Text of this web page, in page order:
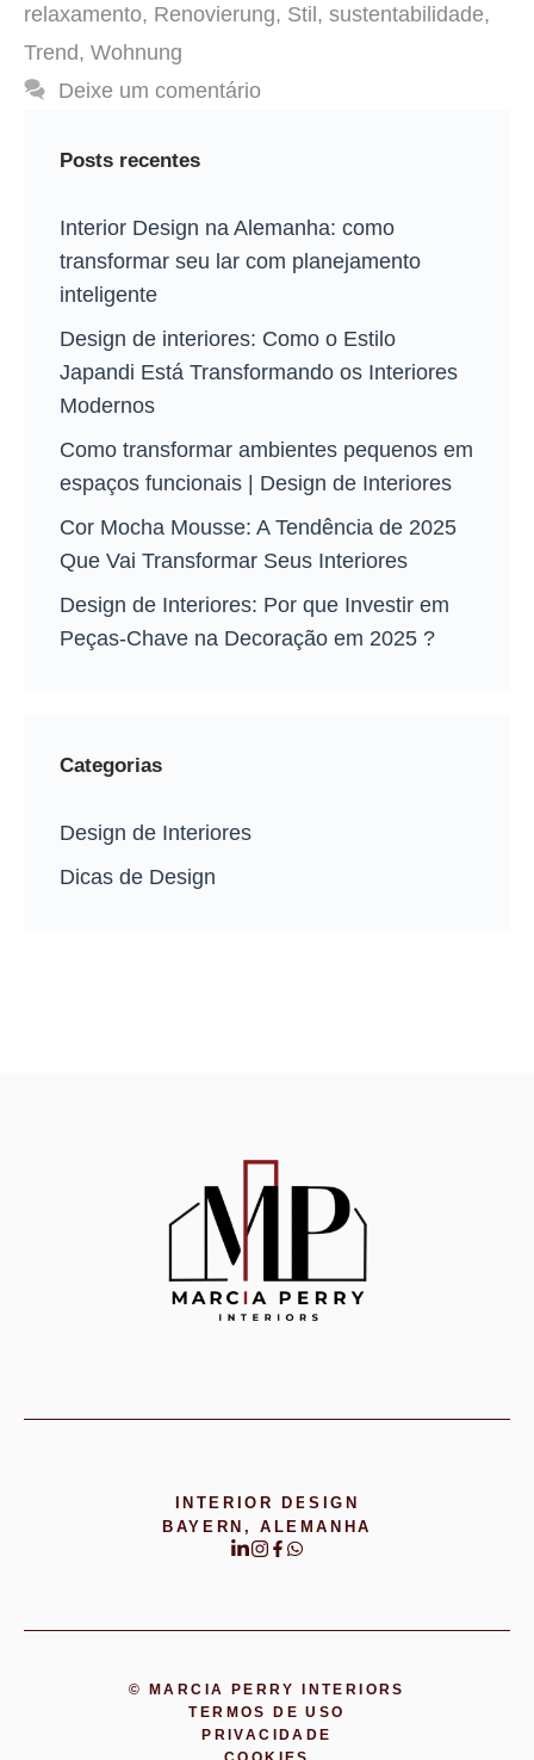
relaxamento, Renovierung, Stil, sustentabilidade,
Trend, Wohnung
Deixe um comentário
Posts recentes
Interior Design na Alemanha: como
transformar seu lar com planejamento
inteligente
Design de interiores: Como o Estilo
Japandi Está Transformando os Interiores
Modernos
Como transformar ambientes pequenos em
espaços funcionais | Design de Interiores
Cor Mocha Mousse: A Tendência de 2025
Que Vai Transformar Seus Interiores
Design de Interiores: Por que Investir em
Peças-Chave na Decoração em 2025 ?
Categorias
Design de Interiores
Dicas de Design
INTERIOR DESIGN
BAYERN, ALEMANHA
© MARCIA PERRY INTERIORS
TERMOS DE USO
PRIVACIDADE